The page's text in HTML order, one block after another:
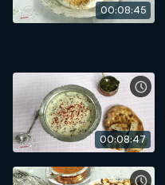
00:08:45
00:08:47